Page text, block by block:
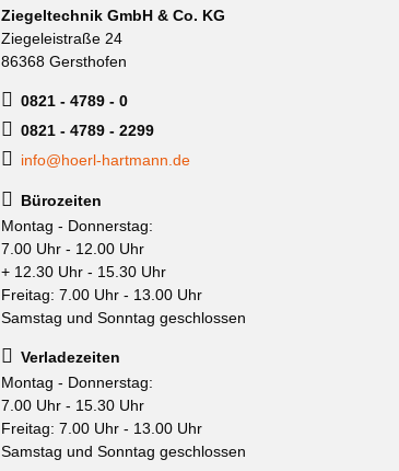
Ziegeltechnik GmbH & Co. KG
Ziegeleistraße 24
86368 Gersthofen
0821 - 4789 - 0
0821 - 4789 - 2299
info@hoerl-hartmann.de
Bürozeiten
Montag - Donnerstag:
7.00 Uhr - 12.00 Uhr
+ 12.30 Uhr - 15.30 Uhr
Freitag: 7.00 Uhr - 13.00 Uhr
Samstag und Sonntag geschlossen
Verladezeiten
Montag - Donnerstag:
7.00 Uhr - 15.30 Uhr
Freitag: 7.00 Uhr - 13.00 Uhr
Samstag und Sonntag geschlossen